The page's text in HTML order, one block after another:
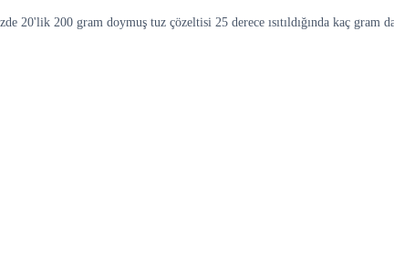
20'lik 200 gram doymuş tuz çözeltisi 25 derece ısıtıldığında kaç gram